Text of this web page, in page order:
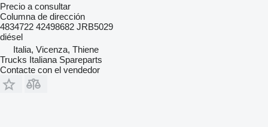
Precio a consultar
Columna de dirección
4834722 42498682 JRB5029
diésel
Italia, Vicenza, Thiene
Trucks Italiana Spareparts
Contacte con el vendedor